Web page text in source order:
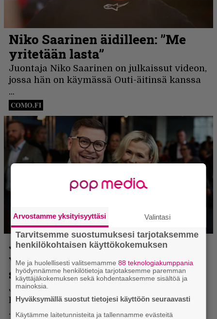
Arvostamme yksityisyyttäsi Valintasi
Tarvitsemme suostumuksesi tarjotaksemme
henkilökohtaisen käyttökokemuksen
Me ja huolellisesti valitsemamme88 teknologiakumppania
hyödynnämme henkilötietoja tarjotaksemme paremman
käyttäjäkokemuksen sekä kohdentaaksemme sisältöä ja
mainoksia.
Hyväksymällä suostut tietojesi käyttöön seuraavasti
Käytämme laitetunnisteita ja tallennamme evästeitä